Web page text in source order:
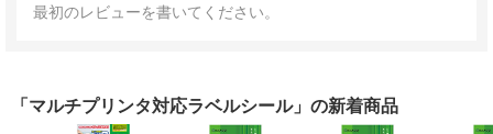
最初のレビューを書いてください。
「マルチプリンタ対応ラベルシール」の新着商品